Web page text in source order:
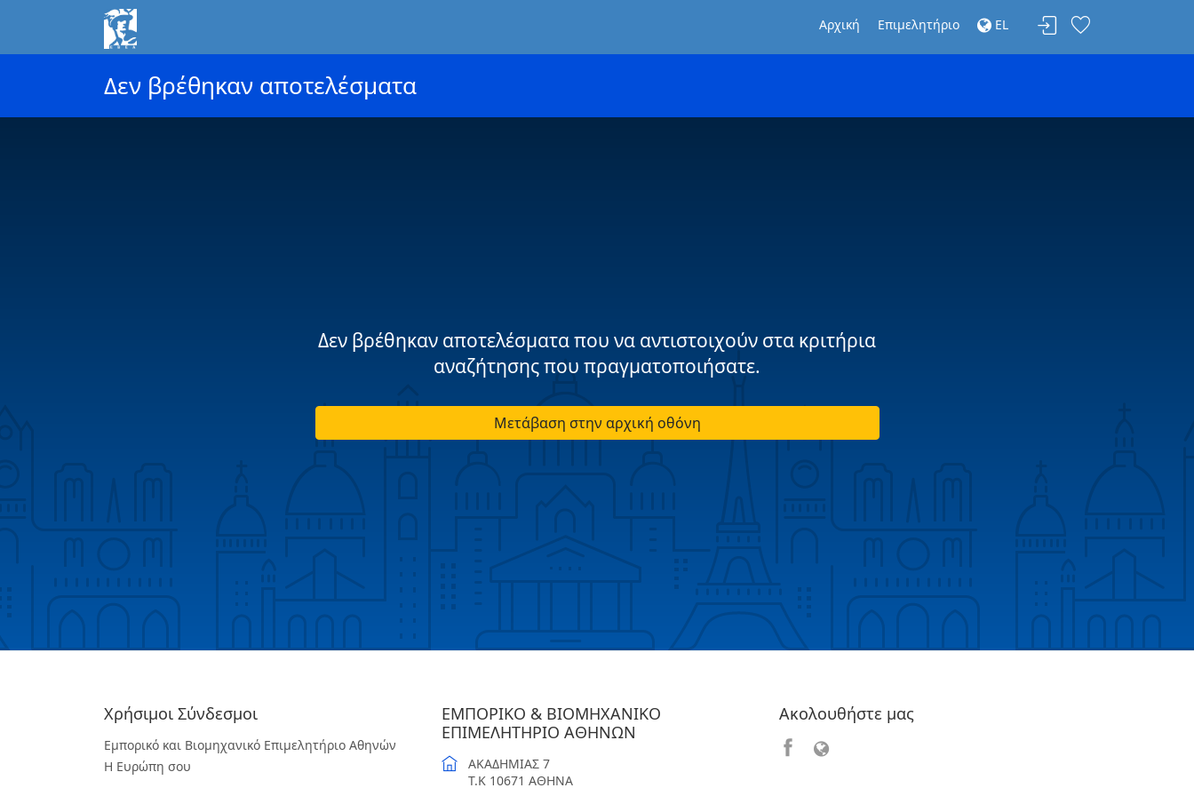
Αρχική Επιμελητήριο EL
Δεν βρέθηκαν αποτελέσματα
Δεν βρέθηκαν αποτελέσματα που να αντιστοιχούν στα κριτήρια
αναζήτησης που πραγματοποιήσατε.
Μετάβαση στην αρχική οθόνη
Χρήσιμοι Σύνδεσμοι
Εμπορικό και Βιομηχανικό Επιμελητήριο Αθηνών
Η Ευρώπη σου
ΕΜΠΟΡΙΚΟ & ΒΙΟΜΗΧΑΝΙΚΟ
ΕΠΙΜΕΛΗΤΗΡΙΟ ΑΘΗΝΩΝ
ΑΚΑΔΗΜΙΑΣ 7
T.K 10671 ΑΘΗΝΑ
Ακολουθήστε μας